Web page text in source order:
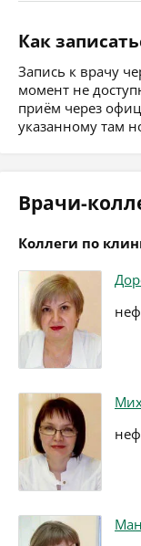
Как
Запись к врачу
момент не
приём через
указанному там
Врачи-
Коллеги по